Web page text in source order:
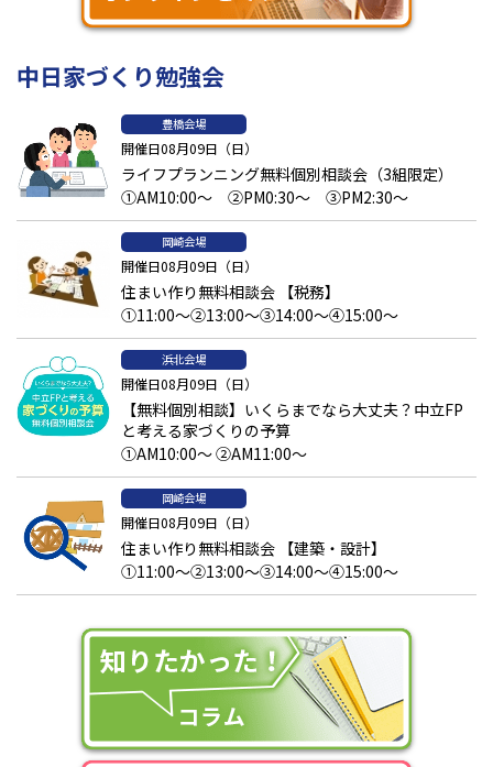
中日家づくり勉強会
豊橋会場
開催日08月09日（日）
ライフプランニング無料個別相談会（3組限定）
①AM10:00～ ②PM0:30～ ③PM2:30～
岡崎会場
開催日08月09日（日）
住まい作り無料相談会 【税務】
①11:00～②13:00～③14:00～④15:00～
浜北会場
開催日08月09日（日）
【無料個別相談】いくらまでなら大丈夫？中立FP
と考える家づくりの予算
①AM10:00～ ②AM11:00～
岡崎会場
開催日08月09日（日）
住まい作り無料相談会 【建築・設計】
①11:00～②13:00～③14:00～④15:00～